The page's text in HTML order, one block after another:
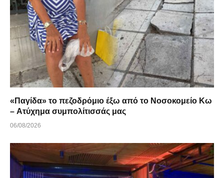
«Παγίδα» το πεζοδρόμιο έξω από το Νοσοκομείο Κω
– Ατύχημα συμπολίτισσάς μας
06/08/2026